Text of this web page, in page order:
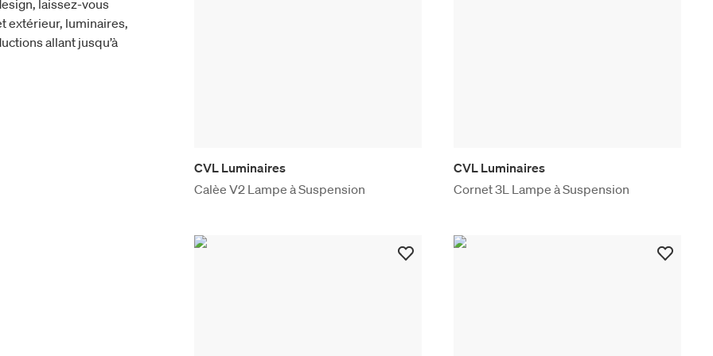
laissez-vous
extérieur, luminaires,
allant jusqu’à
CVL Luminaires
Calèe V2 Lampe à Suspension
CVL Luminaires
Cornet 3L Lampe à Suspension